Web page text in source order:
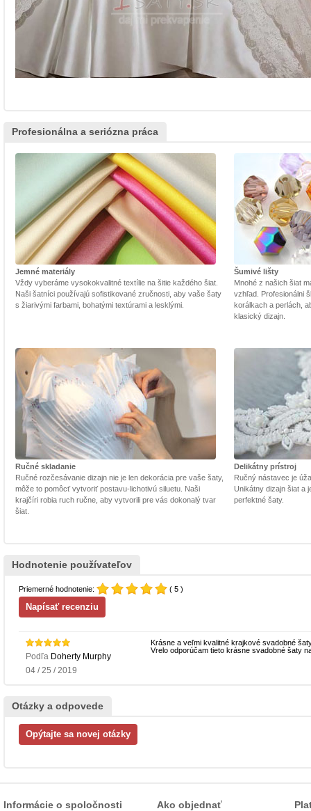
Profesionálna a seriózna práca
Jemné materiály
Vždy vyberáme vysokokvalitné textílie na šitie každého šiat.
Naši šatníci používajú sofistikované zručnosti, aby vaše šaty
s žiarivými farbami, bohatými textúrami a lesklými.
Šumivé lišty
Mnohé z našich šiat
vzhľad. Profesionálni
korálkach a perlách,
klasický dizajn.
Ručné skladanie
Ručné rozčesávanie dizajn nie je len dekorácia pre vaše šaty,
môže to pomôcť vytvoriť postavu-lichotivú siluetu. Naši
krajčíri robia ruch ručne, aby vytvorili pre vás dokonalý tvar
šiat.
Delikátny prístroj
Ručný nástavec je
Unikátny dizajn šiat a
perfektné šaty.
Hodnotenie používateľov
Priemerné hodnotenie: ( 5 )
Podľa Doherty Murphy
04 / 25 / 2019
Krásne a veľmi kvalitné krajkové svadobné
Vrelo odporúčam tieto krásne svadobné šaty
Otázky a odpovede
Informácie o spoločnosti Ako objednať